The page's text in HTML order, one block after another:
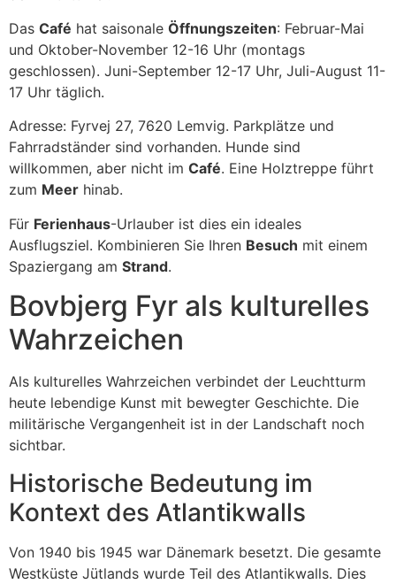
Das Café hat saisonale Öffnungszeiten: Februar-Mai
und Oktober-November 12-16 Uhr (montags
geschlossen). Juni-September 12-17 Uhr, Juli-August 11-
17 Uhr täglich.
Adresse: Fyrvej 27, 7620 Lemvig. Parkplätze und
Fahrradständer sind vorhanden. Hunde sind
willkommen, aber nicht im Café. Eine Holztreppe führt
zum Meer hinab.
Für Ferienhaus-Urlauber ist dies ein ideales
Ausflugsziel. Kombinieren Sie Ihren Besuch mit einem
Spaziergang am Strand.
Bovbjerg Fyr als kulturelles
Wahrzeichen
Als kulturelles Wahrzeichen verbindet der Leuchtturm
heute lebendige Kunst mit bewegter Geschichte. Die
militärische Vergangenheit ist in der Landschaft noch
sichtbar.
Historische Bedeutung im
Kontext des Atlantikwalls
Von 1940 bis 1945 war Dänemark besetzt. Die gesamte
Westküste Jütlands wurde Teil des Atlantikwalls. Dies